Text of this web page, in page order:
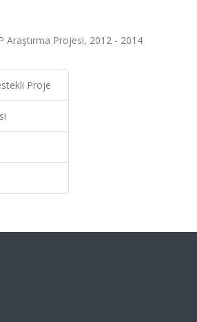
Araştırma Projesi, 2012 - 2014
Proje